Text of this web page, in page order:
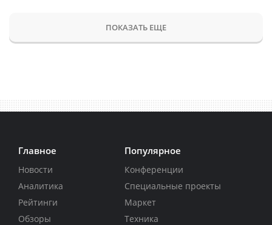
ПОКАЗАТЬ ЕЩЕ
Главное
Новости
Аналитика
Рейтинги
Обзоры
Популярное
Конференции
Специальные проекты
Маркет
Техника